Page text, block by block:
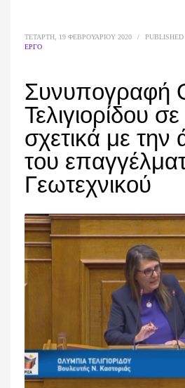
ΤΕΤΆΡΤΗ, 19 ΦΕΒΡΟΥΑΡΊΟΥ 2020 /
ΈΡΓΟ
Συνυπογραφή
Τελιγιορίδου
σχετικά με την
του
Γεωτεχνικού